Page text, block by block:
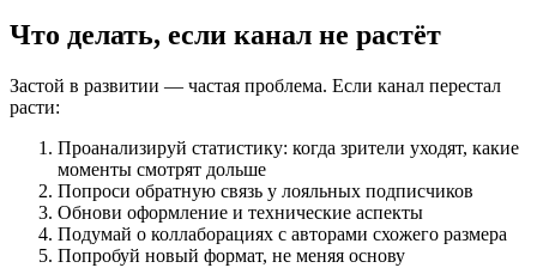
Что делать, если канал не растёт
Застой в развитии — частая проблема. Если канал перестал
расти:
Проанализируй статистику: когда зрители уходят, какие
моменты смотрят дольше
Попроси обратную связь у лояльных подписчиков
Обнови оформление и технические аспекты
Подумай о коллаборациях с авторами схожего размера
Попробуй новый формат, не меняя основу